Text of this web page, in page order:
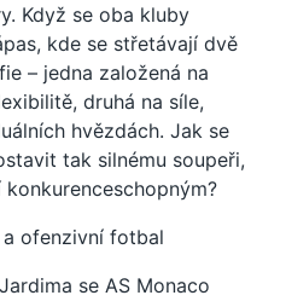
Když se oba kluby
kde se střetávají dvě
– jedna založená na
druhá na síle,
hvězdách. Jak se
tak silnému soupeři,
ofenzivní fotbal
se AS Monaco